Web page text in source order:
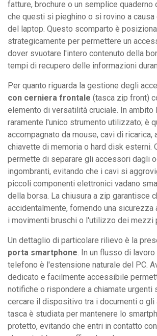
fatture, brochure o un semplice quaderno
che questi si pieghino o si rovino a
del laptop. Questo scomparto è
strategicamente per permettere un
dover svuotare l'intero contenuto della
tempi di recupero delle informazioni
Per quanto riguarda la gestione degli
con cerniera frontale (tasca zip front)
elemento di versatilità cruciale. In ambito
raramente l'unico strumento utilizzato; è
accompagnato da mouse, cavi di ricarica,
chiavette di memoria o hard disk esterni.
permette di separare gli accessori dagli
ingombranti, evitando che i cavi si
piccoli componenti elettronici vadano
della borsa. La chiusura a zip garantisce
accidentalmente, fornendo una sicurezza
i movimenti bruschi o l'utilizzo dei mezzi
Un dettaglio di particolare rilievo è la
porta smartphone . In un flusso di
telefono è l'estensione naturale del PC.
dedicato e facilmente accessibile
notifiche o rispondere a chiamate urgenti
cercare il dispositivo tra i documenti o gli
tasca è studiata per mantenere lo
protetto, evitando che entri in contatto